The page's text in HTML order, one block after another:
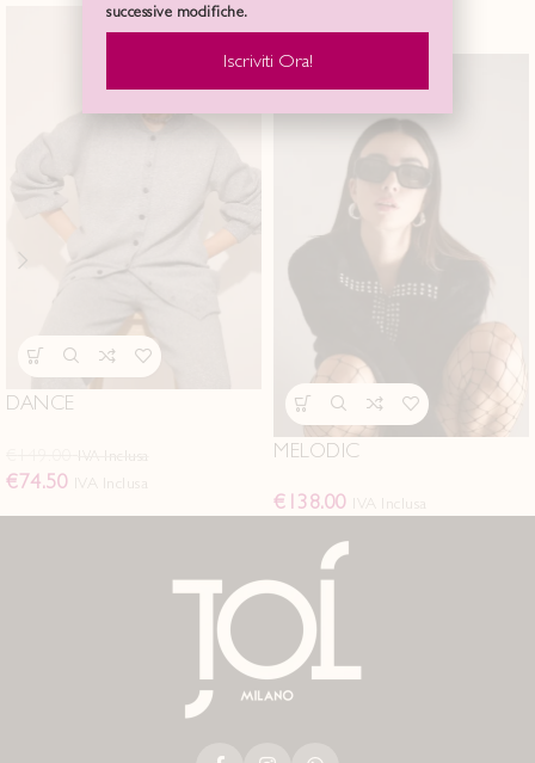
DANCE
€74.50
OUT
MELODIC
€ 138.00
successive modifiche.
Iscriviti Ora!